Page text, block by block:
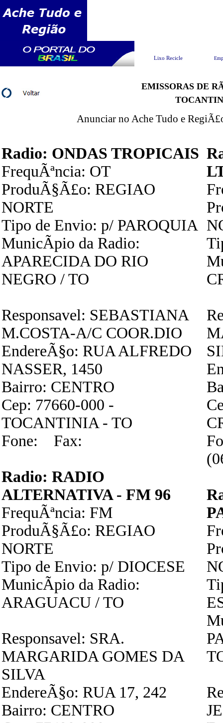
Lixo Recicle
EMISSORAS DE
Anunciar no Ache Tudo e
Radio: ONDAS TROPICAIS
FrequÃªncia: OT
ProduÃ§Ã£o: REGIAO
NORTE
Tipo de Envio: p/ PAROQUIA
MunicÃ­pio da Radio:
APARECIDA DO RIO
NEGRO / TO
Responsavel: SEBASTIANA
M.COSTA-A/C COOR.DIO
EndereÃ§o: RUA ALFREDO
NASSER, 1450
Bairro: CENTRO
Cep: 77660-000 -
TOCANTINIA - TO
Fone: Fax:
Radio: RADIO
ALTERNATIVA - FM 96
FrequÃªncia: FM
ProduÃ§Ã£o: REGIAO
NORTE
Tipo de Envio: p/ DIOCESE
MunicÃ­pio da Radio:
ARAGUACU / TO
Responsavel: SRA.
MARGARIDA GOMES DA
SILVA
EndereÃ§o: RUA 17, 242
Bairro: CENTRO